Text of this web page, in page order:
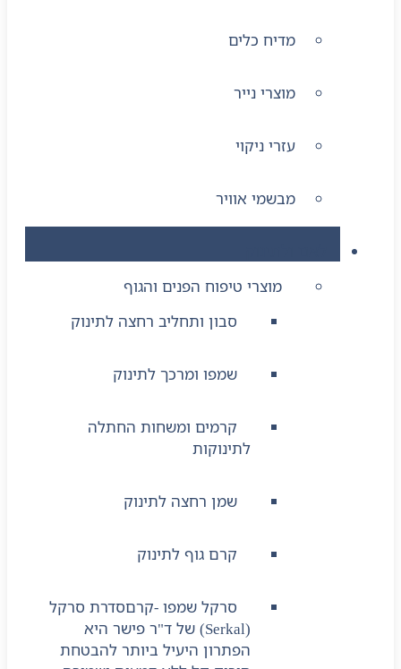
מדיח כלים
מוצרי נייר
עזרי ניקוי
מבשמי אוויר
מוצרי טיפוח הפנים והגוף
סבון ותחליב רחצה לתינוק
שמפו ומרכך לתינוק
קרמים ומשחות החתלה
לתינוקות
שמן רחצה לתינוק
קרם גוף לתינוק
סרקל שמפו -קרםסדרת סרקל
(Serkal) של ד"ר פישר היא
הפתרון היעיל ביותר להבטחת